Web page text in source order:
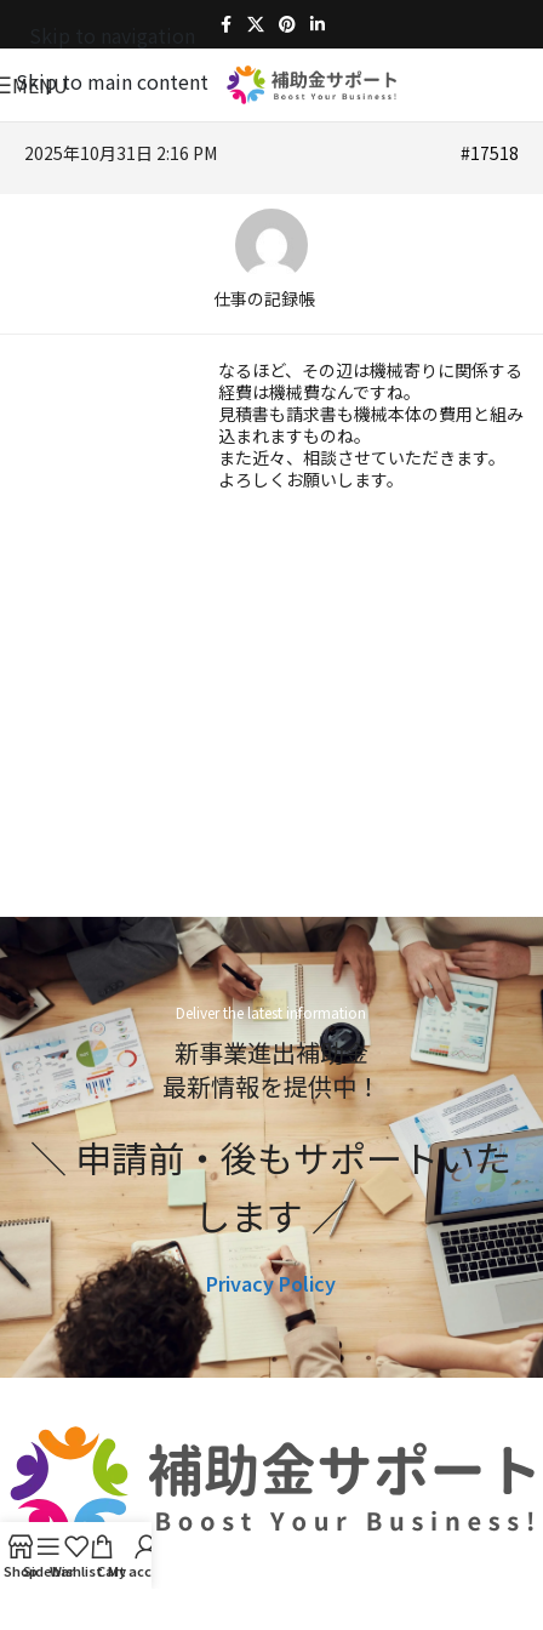
Skip to main content
MENU
2025年10月31日 2:16 PM #17518
仕事の記録帳
なるほど、その辺は機械寄りに関係する
経費は機械費なんですね。
見積書も請求書も機械本体の費用と組み
込まれますものね。
また近々、相談させていただきます。
よろしくお願いします。
Deliver the latest information
新事業進出補助金
最新情報を提供中！
＼ 申請前・後もサポートいた
します ／
Privacy Policy
ShopSidebarWishlistCart
My account